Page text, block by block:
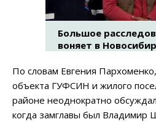
Большое
воняет в
По словам Евгения
объекта ГУФСИН и жилого
районе неоднократно
когда замглавы был Владимир